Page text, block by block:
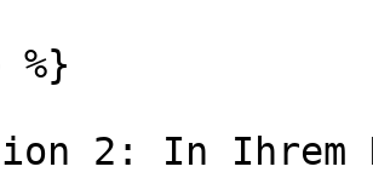
%}
2: In Ihrem